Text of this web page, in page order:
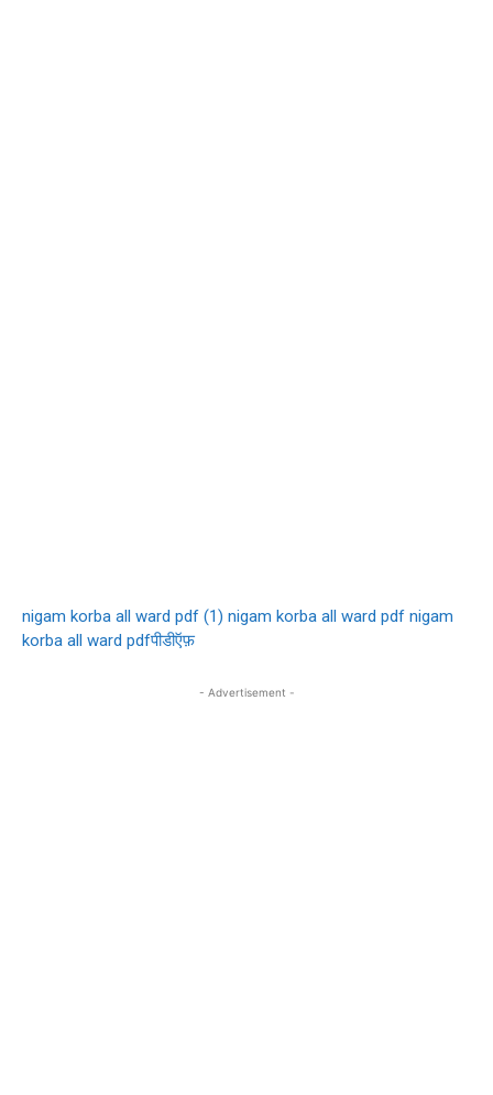
nigam korba all ward pdf (1) nigam korba all ward pdf nigam
korba all ward pdfपीडीऍफ़
- Advertisement -